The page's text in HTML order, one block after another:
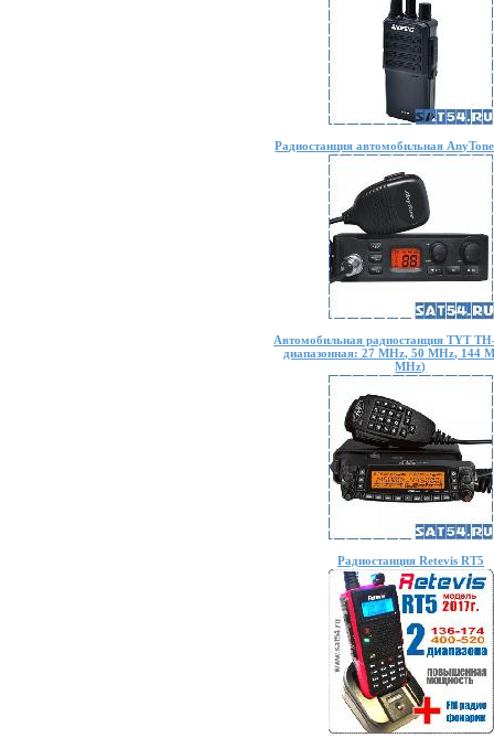
Радиостанция автомобильная
Автомобильная радиостанция TYT
диапазонная: 27 MHz, 50 MHz, 144
MHz)
Радиостанция Retevis RT5